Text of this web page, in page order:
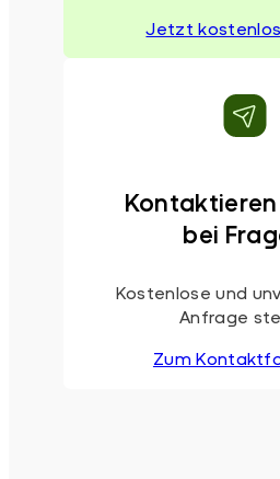
Jetzt
Kontaktieren
bei
Kostenlose und
Anfrage
Zum